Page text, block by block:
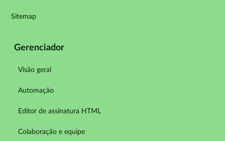
Sitemap
Gerenciador
Visão geral
Automação
Editor de assinatura HTML
Colaboração e equipe